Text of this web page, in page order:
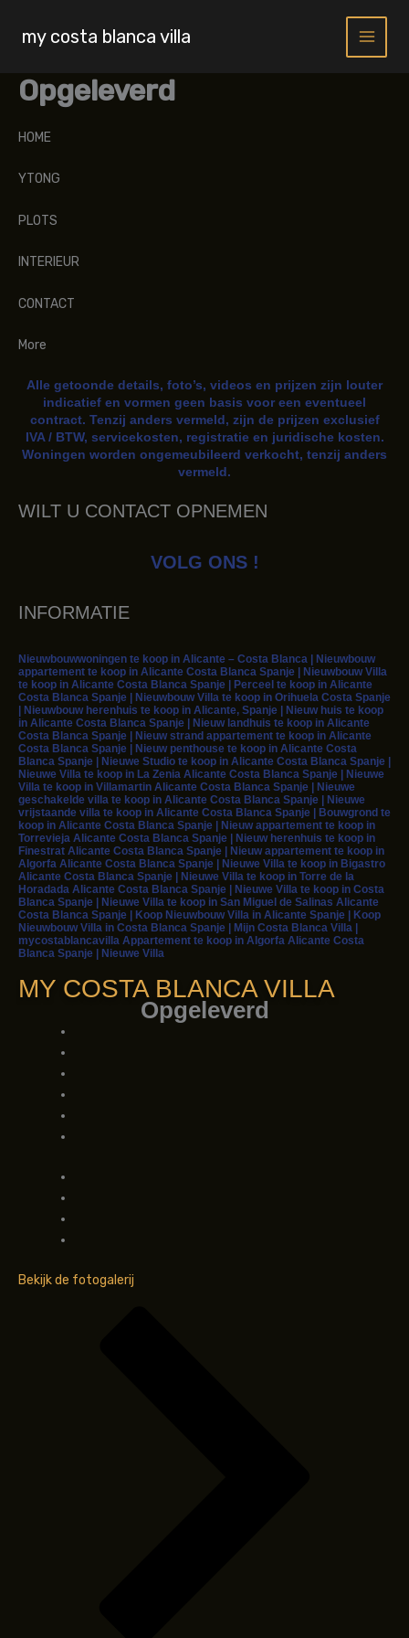
content
my costa blanca villa
Opgeleverd
HOME
YTONG
PLOTS
INTERIEUR
CONTACT
More
Alle getoonde details, foto’s, videos en prijzen zijn louter
indicatief en vormen geen basis voor een eventueel
contract. Tenzij anders vermeld, zijn de prijzen exclusief
IVA / BTW, servicekosten, registratie en juridische kosten.
Woningen worden ongemeubileerd verkocht, tenzij anders
vermeld.
WILT U CONTACT OPNEMEN
VOLG ONS !
INFORMATIE
Nieuwbouwwoningen te koop in Alicante – Costa Blanca | Nieuwbouw
appartement te koop in Alicante Costa Blanca Spanje | Nieuwbouw Villa
te koop in Alicante Costa Blanca Spanje | Perceel te koop in Alicante
Costa Blanca Spanje | Nieuwbouw Villa te koop in Orihuela Costa Spanje
| Nieuwbouw herenhuis te koop in Alicante, Spanje | Nieuw huis te koop
in Alicante Costa Blanca Spanje | Nieuw landhuis te koop in Alicante
Costa Blanca Spanje | Nieuw strand appartement te koop in Alicante
Costa Blanca Spanje | Nieuw penthouse te koop in Alicante Costa
Blanca Spanje | Nieuwe Studio te koop in Alicante Costa Blanca Spanje |
Nieuwe Villa te koop in La Zenia Alicante Costa Blanca Spanje | Nieuwe
Villa te koop in Villamartin Alicante Costa Blanca Spanje | Nieuwe
geschakelde villa te koop in Alicante Costa Blanca Spanje | Nieuwe
vrijstaande villa te koop in Alicante Costa Blanca Spanje | Bouwgrond te
koop in Alicante Costa Blanca Spanje | Nieuw appartement te koop in
Torrevieja Alicante Costa Blanca Spanje | Nieuw herenhuis te koop in
Finestrat Alicante Costa Blanca Spanje | Nieuw appartement te koop in
Algorfa Alicante Costa Blanca Spanje | Nieuwe Villa te koop in Bigastro
Alicante Costa Blanca Spanje | Nieuwe Villa te koop in Torre de la
Horadada Alicante Costa Blanca Spanje | Nieuwe Villa te koop in Costa
Blanca Spanje | Nieuwe Villa te koop in San Miguel de Salinas Alicante
Costa Blanca Spanje | Koop Nieuwbouw Villa in Alicante Spanje | Koop
Nieuwbouw Villa in Costa Blanca Spanje | Mijn Costa Blanca Villa |
mycostablancavilla Appartement te koop in Algorfa Alicante Costa
Blanca Spanje | Nieuwe Villa
MY COSTA BLANCA VILLA
Opgeleverd
Bekijk de fotogalerij